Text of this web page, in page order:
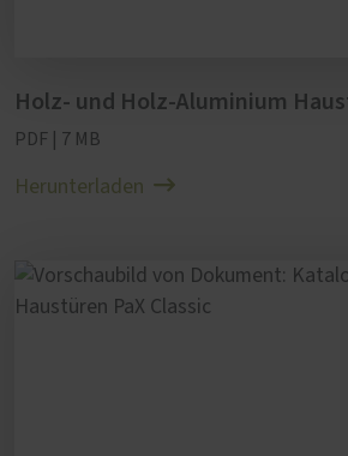
Holz- und Holz-Aluminium
PDF | 7 MB
Herunterladen